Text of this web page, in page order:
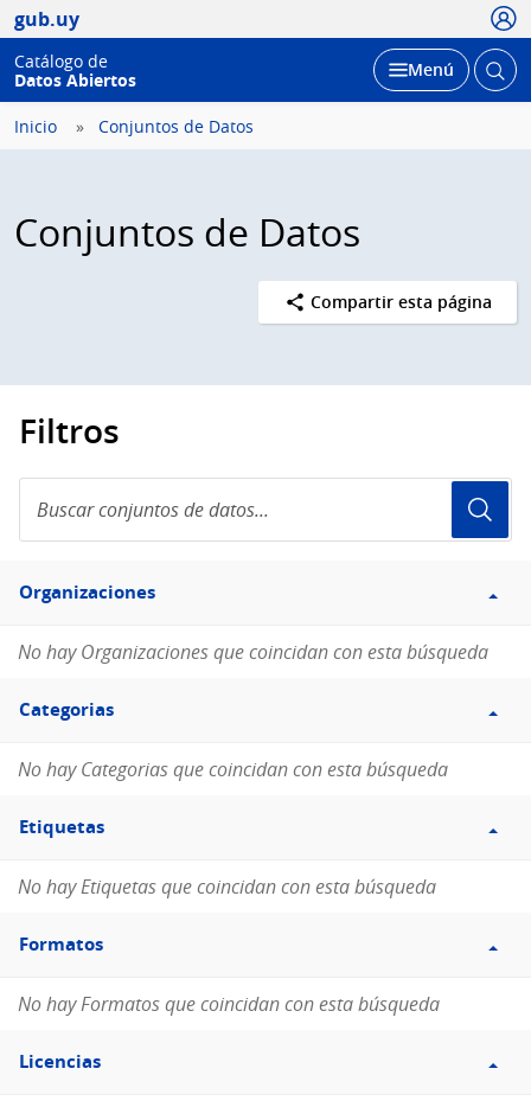
gub.uy
Catálogo de
Datos Abiertos
Desplegar
Menú Abrir
Inicio Conjuntos de Datos
Conjuntos de Datos
Compartir esta página
Filtros
conjuntos
de
Filtro
Organizaciones
Organizaciones
No hay Organizaciones que coincidan con esta búsqueda
Filtro
Categorias
Categorias
No hay Categorias que coincidan con esta búsqueda
Filtro
Etiquetas
Etiquetas
No hay Etiquetas que coincidan con esta búsqueda
Filtro
Formatos
Formatos
No hay Formatos que coincidan con esta búsqueda
Filtro
Licencias
Licencias